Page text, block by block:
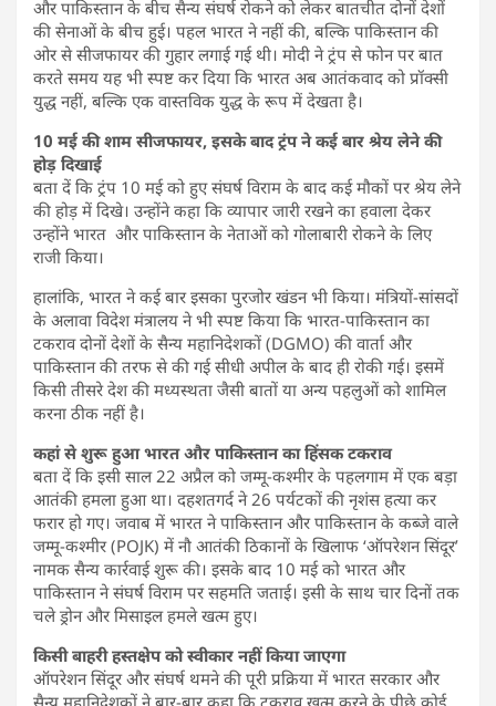
और पाकिस्तान के बीच सैन्य संघर्ष रोकने को लेकर बातचीत दोनों देशों
की सेनाओं के बीच हुई। पहल भारत ने नहीं की, बल्कि पाकिस्तान की
ओर से सीजफायर की गुहार लगाई गई थी। मोदी ने ट्रंप से फोन पर बात
करते समय यह भी स्पष्ट कर दिया कि भारत अब आतंकवाद को प्रॉक्सी
युद्ध नहीं, बल्कि एक वास्तविक युद्ध के रूप में देखता है।
10 मई की शाम सीजफायर, इसके बाद ट्रंप ने कई बार श्रेय लेने की
होड़ दिखाई
बता दें कि ट्रंप 10 मई को हुए संघर्ष विराम के बाद कई मौकों पर श्रेय लेने
की होड़ में दिखे। उन्होंने कहा कि व्यापार जारी रखने का हवाला देकर
उन्होंने भारत और पाकिस्तान के नेताओं को गोलाबारी रोकने के लिए
राजी किया।
हालांकि, भारत ने कई बार इसका पुरजोर खंडन भी किया। मंत्रियों-सांसदों
के अलावा विदेश मंत्रालय ने भी स्पष्ट किया कि भारत-पाकिस्तान का
टकराव दोनों देशों के सैन्य महानिदेशकों (DGMO) की वार्ता और
पाकिस्तान की तरफ से की गई सीधी अपील के बाद ही रोकी गई। इसमें
किसी तीसरे देश की मध्यस्थता जैसी बातों या अन्य पहलुओं को शामिल
करना ठीक नहीं है।
कहां से शुरू हुआ भारत और पाकिस्तान का हिंसक टकराव
बता दें कि इसी साल 22 अप्रैल को जम्मू-कश्मीर के पहलगाम में एक बड़ा
आतंकी हमला हुआ था। दहशतगर्द ने 26 पर्यटकों की नृशंस हत्या कर
फरार हो गए। जवाब में भारत ने पाकिस्तान और पाकिस्तान के कब्जे वाले
जम्मू-कश्मीर (POJK) में नौ आतंकी ठिकानों के खिलाफ ‘ऑपरेशन सिंदूर’
नामक सैन्य कार्रवाई शुरू की। इसके बाद 10 मई को भारत और
पाकिस्तान ने संघर्ष विराम पर सहमति जताई। इसी के साथ चार दिनों तक
चले ड्रोन और मिसाइल हमले खत्म हुए।
किसी बाहरी हस्तक्षेप को स्वीकार नहीं किया जाएगा
ऑपरेशन सिंदूर और संघर्ष थमने की पूरी प्रक्रिया में भारत सरकार और
सैन्य महानिदेशकों ने बार-बार कहा कि टकराव खत्म करने के पीछे कोई